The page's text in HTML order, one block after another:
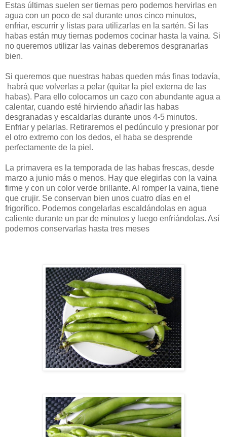
Estas últimas suelen ser tiernas pero podemos hervirlas en
agua con un poco de sal durante unos cinco minutos,
enfriar, escurrir y listas para utilizarlas en la sartén. Si las
habas están muy tiernas podemos cocinar hasta la vaina. Si
no queremos utilizar las vainas deberemos desgranarlas
bien.
Si queremos que nuestras habas queden más finas todavía,
habrá que volverlas a pelar (quitar la piel externa de las
habas). Para ello colocamos un cazo con abundante agua a
calentar, cuando esté hirviendo añadir las habas
desgranadas y escaldarlas durante unos 4-5 minutos.
Enfriar y pelarlas. Retiraremos el pedúnculo y presionar por
el otro extremo con los dedos, el haba se desprende
perfectamente de la piel.
La primavera es la temporada de las habas frescas, desde
marzo a junio más o menos. Hay que elegirlas con la vaina
firme y con un color verde brillante. Al romper la vaina, tiene
que crujir. Se conservan bien unos cuatro días en el
frigorífico. Podemos congelarlas escaldándolas en agua
caliente durante un par de minutos y luego enfriándolas. Así
podemos conservarlas hasta tres meses